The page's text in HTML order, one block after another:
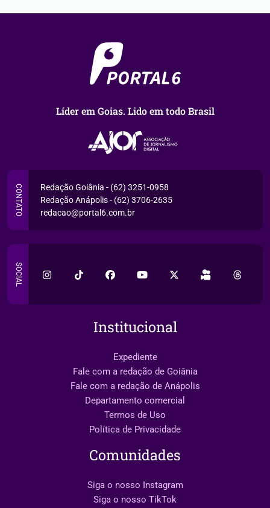
Líder em Goias. Lido em todo Brasil
CONTATO
Redação Goiânia - (62) 3251-0958
Redação Anápolis - (62) 3706-2635
redacao@portal6.com.br
SOCIAL
Institucional
Expediente
Fale com a redação de Goiânia
Fale com a redação de Anápolis
Departamento comercial
Termos de Uso
Política de Privacidade
Comunidades
Siga o nosso Instagram
Siga o nosso TikTok